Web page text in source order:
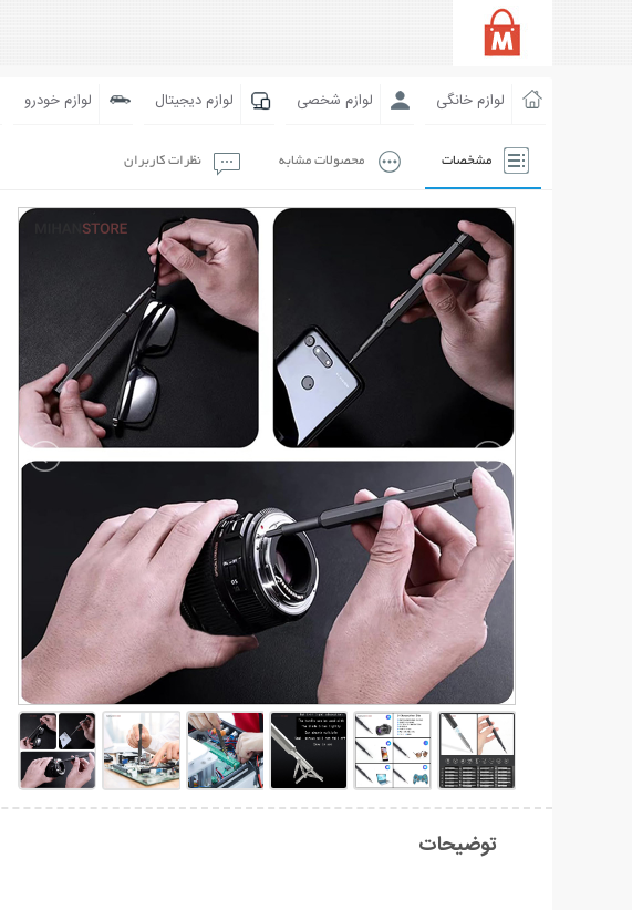
لوازم خانگی لوازم شخصی لوازم دیجیتال لوازم خودرو
مشخصات محصولات مشابه نظرات کاربران
توضیحات